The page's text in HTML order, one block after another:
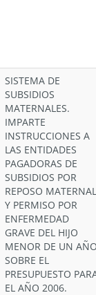
SISTEMA DE
SUBSIDIOS
MATERNALES.
IMPARTE
INSTRUCCIONES A
LAS ENTIDADES
PAGADORAS DE
SUBSIDIOS POR
REPOSO MATERNAL
Y PERMISO POR
ENFERMEDAD
GRAVE DEL HIJO
MENOR DE UN
SOBRE EL
PRESUPUESTO
EL AÑO 2006.